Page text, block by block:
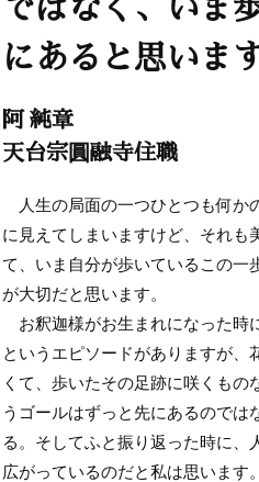
にあると思いま
阿 純章
天台宗圓融寺住職
人生の局面の一つひとつも何か
に見えてしまいますけど、それも
て、いま自分が歩いているこの一
が大切だと思います。
お釈迦様がお生まれになった時
というエピソードがありますが
くて、歩いたその足跡に咲くも
うゴールはずっと先にあるので
る。そしてふと振り返った時に
広がっているのだと私は思います。